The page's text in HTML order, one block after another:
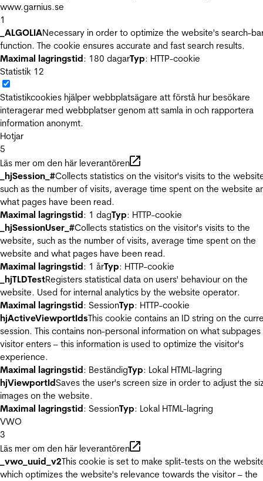
www.garnius.se
1
_ALGOLIANecessary in order to optimize the website's search-
function. The cookie ensures accurate and fast search results.
Maximal lagringstid: 180 dagarTyp: HTTP-cookie
Statistik 12
Statistikcookies hjälper webbplatsägare att förstå hur besökare
interagerar med webbplatser genom att samla in och rapportera
information anonymt.
Hotjar
5
Läs mer om den här leverantören
_hjSession_#Collects statistics on the visitor's visits to the
such as the number of visits, average time spent on the website
what pages have been read.
Maximal lagringstid: 1 dagTyp: HTTP-cookie
_hjSessionUser_#Collects statistics on the visitor's visits to the
website, such as the number of visits, average time spent on the
website and what pages have been read.
Maximal lagringstid: 1 årTyp: HTTP-cookie
_hjTLDTestRegisters statistical data on users' behaviour on the
website. Used for internal analytics by the website operator.
Maximal lagringstid: SessionTyp: HTTP-cookie
hjActiveViewportIdsThis cookie contains an ID string on the
session. This contains non-personal information on what
visitor enters – this information is used to optimize the visitor's
experience.
Maximal lagringstid: BeständigTyp: Lokal HTML-lagring
hjViewportIdSaves the user's screen size in order to adjust the
images on the website.
Maximal lagringstid: SessionTyp: Lokal HTML-lagring
VWO
3
Läs mer om den här leverantören
_vwo_uuid_v2This cookie is set to make split-tests on the
which optimizes the website's relevance towards the visitor – the